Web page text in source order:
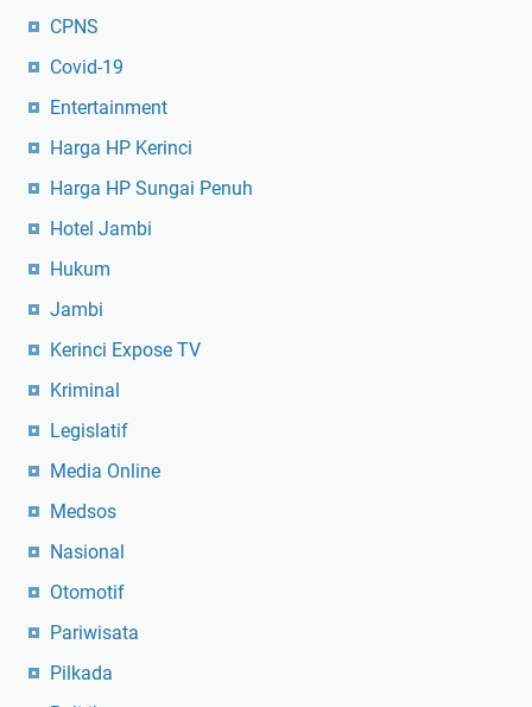
CPNS
Covid-19
Entertainment
Harga HP Kerinci
Harga HP Sungai Penuh
Hotel Jambi
Hukum
Jambi
Kerinci Expose TV
Kriminal
Legislatif
Media Online
Medsos
Nasional
Otomotif
Pariwisata
Pilkada